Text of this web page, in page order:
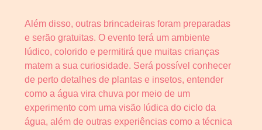
Além disso, outras brincadeiras foram preparadas
e serão gratuitas. O evento terá um ambiente
lúdico, colorido e permitirá que muitas crianças
matem a sua curiosidade. Será possível conhecer
de perto detalhes de plantas e insetos, entender
como a água vira chuva por meio de um
experimento com uma visão lúdica do ciclo da
água, além de outras experiências como a técnica